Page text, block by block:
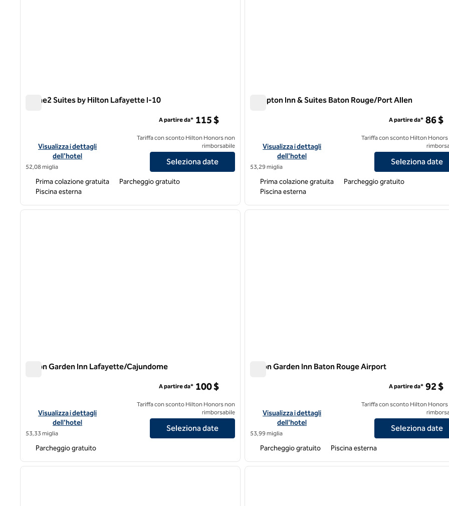
Home2 Suites by Hilton Lafayette I-10
Visualizza i dettagli dell'hotel Home2 Suites by Hilton Lafayette I-10
Visualizza i dettagli
dell'hotel
52,08 miglia
A partire da* 115 $
Tariffa con sconto Hilton Honors non
rimborsabile
Seleziona date
Prima colazione gratuita
Parcheggio gratuito
Piscina esterna
Hampton Inn & Suites Baton Rouge/Port Allen
Visualizza i dettagli dell'hotel Hampton Inn & Suites Baton
Visualizza i dettagli
dell'hotel
53,29 miglia
A partire da* 86 $
Tariffa con sconto Hilton Honors
Seleziona date
Prima colazione gratuita
Parcheggio gratuito
Piscina esterna
1 di 12
immagine successiva
Hilton Garden Inn Lafayette/Cajundome
Visualizza i dettagli dell'hotel Hilton Garden Inn Lafayette/Cajundome
Visualizza i dettagli
dell'hotel
53,33 miglia
A partire da* 100 $
Tariffa con sconto Hilton Honors non
rimborsabile
Seleziona date
Parcheggio gratuito
1 di 12
Hilton Garden Inn Baton Rouge Airport
Visualizza i dettagli dell'hotel Hilton Garden Inn Baton Rouge
Visualizza i dettagli
dell'hotel
53,99 miglia
A partire da* 92 $
Tariffa con sconto Hilton Honors
Seleziona date
Parcheggio gratuito Piscina esterna
1 di 12
immagine successiva
1 di 11